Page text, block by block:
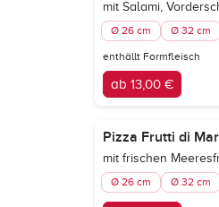
mit Salami,
Ø 26 cm Ø 32 cm
enthällt Formfleisch
ab 13,00 €
Pizza Frutti di
mit frischen
Ø 26 cm Ø 32 cm